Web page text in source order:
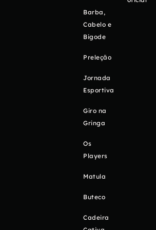
Barba,
Cabelo e
Bigode
Preleção
Jornada
Esportiva
Giro na
Gringa
Os
Players
Matula
Buteco
Cadeira